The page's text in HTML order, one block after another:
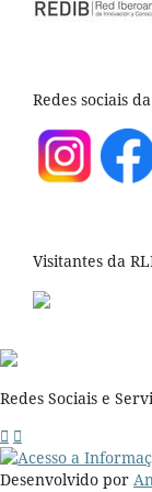
Redes sociais
Visitantes da
Redes Sociais e
Desenvolvido por